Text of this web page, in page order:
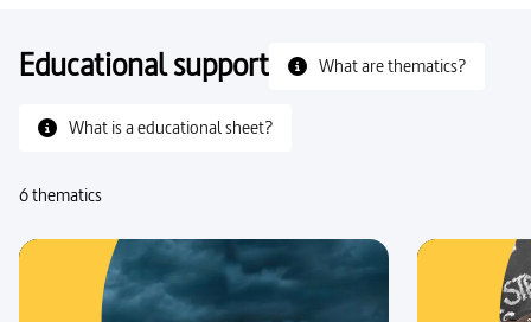
Educational support What are thematics?
What is a educational sheet?
6 thematics